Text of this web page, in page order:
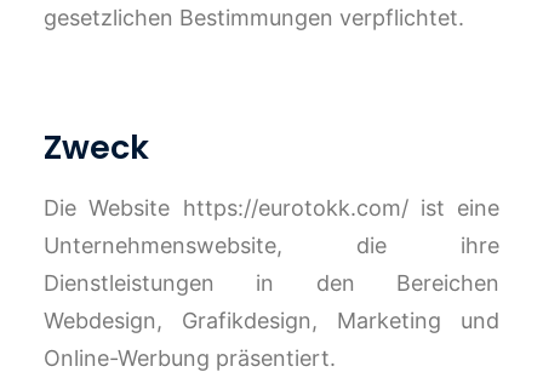
gesetzlichen Bestimmungen verpflichtet.
Zweck
Die Website https://eurotokk.com/ ist eine
Unternehmenswebsite, die ihre
Dienstleistungen in den Bereichen
Webdesign, Grafikdesign, Marketing und
Online-Werbung präsentiert.